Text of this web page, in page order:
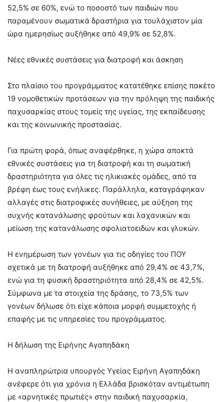
52,5% σε 60%, ενώ το ποσοστό των παιδιών που
παραμένουν σωματικά δραστήρια για τουλάχιστον μία
ώρα ημερησίως αυξήθηκε από 49,9% σε 52,8%.
Νέες εθνικές συστάσεις για διατροφή και άσκηση
Στο πλαίσιο του προγράμματος κατατέθηκε επίσης πακέτο
19 νομοθετικών προτάσεων για την πρόληψη της παιδικής
παχυσαρκίας στους τομείς της υγείας, της εκπαίδευσης
και της κοινωνικής προστασίας.
Για πρώτη φορά, όπως αναφέρθηκε, η χώρα αποκτά
εθνικές συστάσεις για τη διατροφή και τη σωματική
δραστηριότητα για όλες τις ηλικιακές ομάδες, από τα
βρέφη έως τους ενήλικες. Παράλληλα, καταγράφηκαν
αλλαγές στις διατροφικές συνήθειες, με αύξηση της
συχνής κατανάλωσης φρούτων και λαχανικών και
μείωση της κατανάλωσης σφολιατοειδών και γλυκών.
Η ενημέρωση των γονέων για τις οδηγίες του ΠΟΥ
σχετικά με τη διατροφή αυξήθηκε από 29,4% σε 43,7%,
ενώ για τη φυσική δραστηριότητα από 28,4% σε 42,5%.
Σύμφωνα με τα στοιχεία της δράσης, το 73,5% των
γονέων δήλωσε ότι είχε κάποια μορφή συμμετοχής ή
επαφής με τις υπηρεσίες του προγράμματος.
Η δήλωση της Ειρήνης Αγαπηδάκη
Η αναπληρώτρια υπουργός Υγείας Ειρήνη Αγαπηδάκη
ανέφερε ότι για χρόνια η Ελλάδα βρισκόταν αντιμέτωπη
με «αρνητικές πρωτιές» στην παιδική παχυσαρκία,